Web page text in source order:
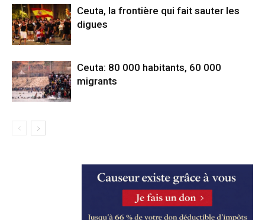
Ceuta, la frontière qui fait sauter les
digues
Ceuta: 80 000 habitants, 60 000
migrants